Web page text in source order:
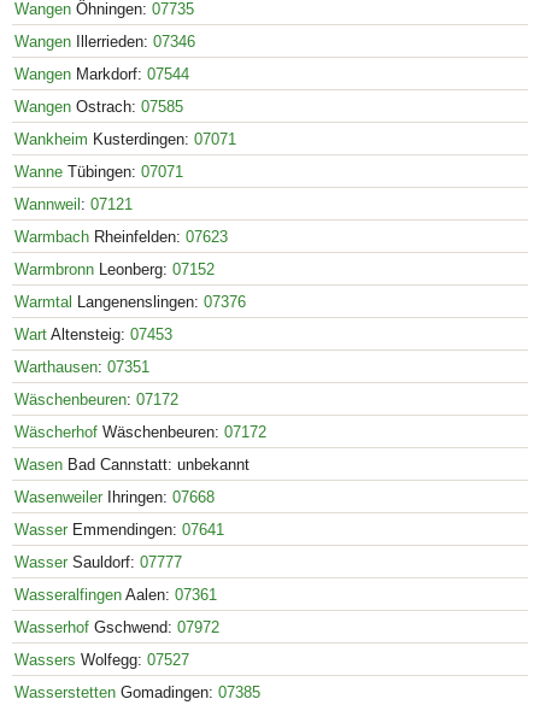
Wangen Öhningen: 07735
Wangen Illerrieden: 07346
Wangen Markdorf: 07544
Wangen Ostrach: 07585
Wankheim Kusterdingen: 07071
Wanne Tübingen: 07071
Wannweil : 07121
Warmbach Rheinfelden: 07623
Warmbronn Leonberg: 07152
Warmtal Langenenslingen: 07376
Wart Altensteig: 07453
Warthausen: 07351
Wäschenbeuren: 07172
Wäscherhof Wäschenbeuren: 07172
Wasen Bad Cannstatt: unbekannt
Wasenweiler Ihringen: 07668
Wasser Emmendingen: 07641
Wasser Sauldorf: 07777
Wasseralfingen Aalen: 07361
Wasserhof Gschwend: 07972
Wassers Wolfegg: 07527
Wasserstetten Gomadingen: 07385